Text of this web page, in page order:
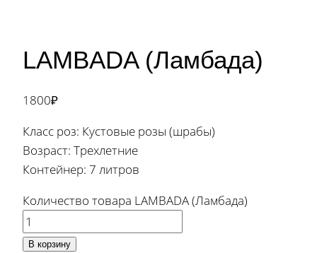
LAMBADA (Ламбада)
1800₽
Класс роз: Кустовые розы (шрабы)
Возраст: Трехлетние
Контейнер: 7 литров
Количество товара LAMBADA (Ламбада)
В корзину